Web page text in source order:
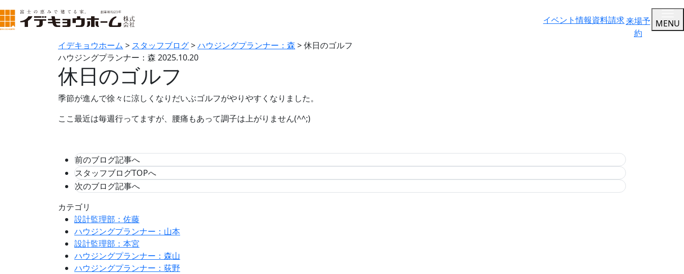
イベント情報資料請求来場予
約
MENU
イデキョウホーム > スタッフブログ>ハウジングプランナー：森 >休日のゴルフ
ハウジングプランナー：森 2025.10.20
休日のゴルフ
季節が進んで徐々に涼しくなりだいぶゴルフがやりやすくなりました。
ここ最近は毎週行ってますが、腰痛もあって調子は上がりません(^^;)
前のブログ記事へ
スタッフブログTOPへ
次のブログ記事へ
カテゴリ
設計監理部：佐藤
ハウジングプランナー：山本
設計監理部：本宮
ハウジングプランナー：森山
ハウジングプランナー：荻野